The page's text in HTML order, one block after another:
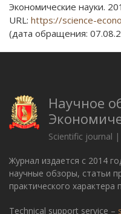
Экономические науки.
URL: https://science-
(дата обращения:
Научное
Scientific journal
Журнал издается с 2014
научные обзоры, статьи
практического
Technical support service –